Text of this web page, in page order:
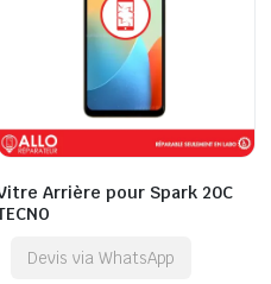
Arrière pour Spark 20C
Devis via WhatsApp